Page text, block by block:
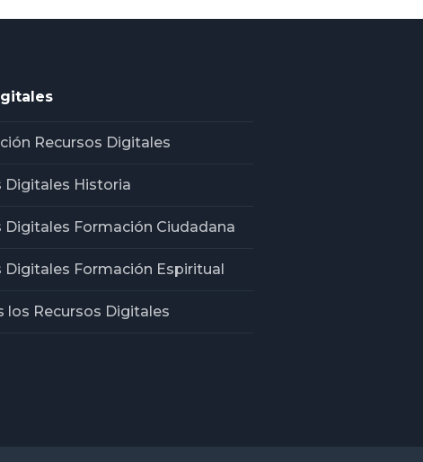
Recursos Digitales
Digitales Historia
Digitales Formación Ciudadana
Digitales Formación Espiritual
los Recursos Digitales